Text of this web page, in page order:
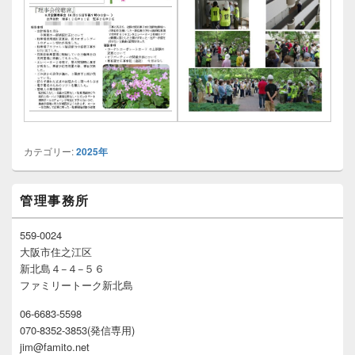
カテゴリー:2025年
イ
ン
サ
ド
バ
ィ
ジ
ェ
管理事務所
559-0024
大阪市住之江区
新北島４−４−５６
ファミリートーク新北島
06-6683-5598
070-8352-3853(発信専用)
jim@famito.net